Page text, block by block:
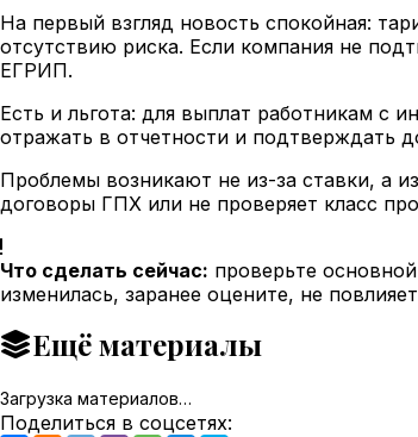
На первый взгляд новость спокойная:
отсутствию риска. Если компания не
ЕГРИП.
Есть и льгота: для выплат работникам с
отражать в отчетности и подтверждать
Проблемы возникают не из-за ставки, а
договоры ГПХ или не проверяет класс
Что сделать сейчас: проверьте
изменилась, заранее оцените, не
Ещё материалы
Загрузка материалов…
Поделиться в соцсетях: